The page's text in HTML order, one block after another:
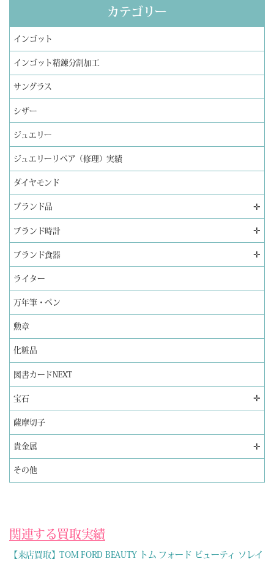
カテゴリー
インゴット
インゴット精錬分割加工
サングラス
シザー
ジュエリー
ジュエリーリペア（修理）実績
ダイヤモンド
ブランド品 ✛
ブランド時計 ✛
ブランド食器 ✛
ライター
万年筆・ペン
勲章
化粧品
図書カードNEXT
宝石 ✛
薩摩切子
貴金属 ✛
その他
関連する買取実績
【来店買取】TOM FORD BEAUTY トム フォード ビューティ ソレイ